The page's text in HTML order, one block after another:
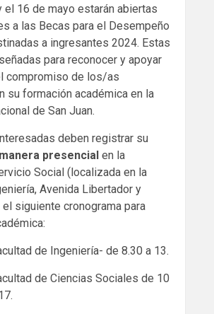
el 16 de mayo estarán abiertas
a las Becas para el Desempeño
a ingresantes 2024. Estas
para reconocer y apoyar
compromiso de los/as
su formación académica en la
de San Juan.
deben registrar su
presencial en la
Social (localizada en la
Avenida Libertador y
siguiente cronograma para
de Ingeniería- de 8.30 a 13.
de Ciencias Sociales de 10